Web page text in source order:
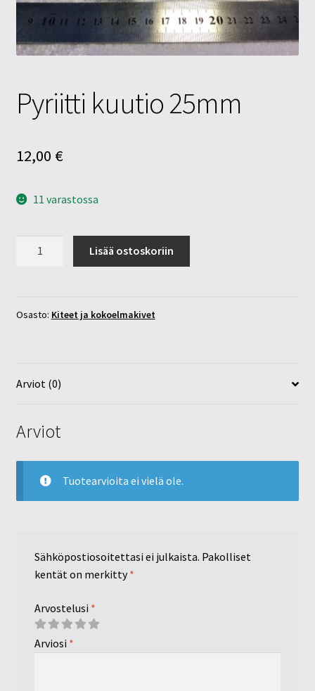
Tuotteet
Pyriitti kuutio 25mm
12,00 €
11 varastossa
Lisää ostoskoriin
Osasto: Kiteet ja kokoelmakivet
Arviot (0)
Arviot
Tuotearvioita ei vielä ole.
Sähköpostiosoitettasi ei julkaista. Pakolliset
kentät on merkitty*
Arvostelusi *
Arviosi *